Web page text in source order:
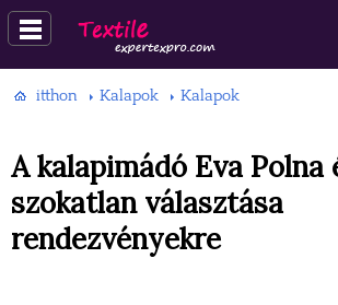
itthon Kalapok Kalapok
A kalapimádó Eva Polna
szokatlan választása
rendezvényekre